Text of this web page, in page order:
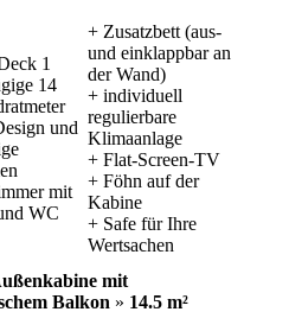
1
14
und
mit
WC
+ Zusatzbett (aus-
und einklappbar an
der Wand)
+ individuell
regulierbare
Klimaanlage
+ Flat-Screen-TV
+ Föhn auf der
Kabine
+ Safe für Ihre
Wertsachen
mit
Balkon » 14.5 m²